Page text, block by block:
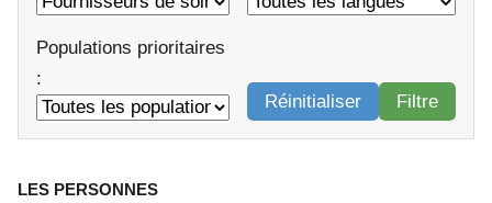
Populations prioritaires
:
Réinitialiser
Filtre
LES PERSONNES